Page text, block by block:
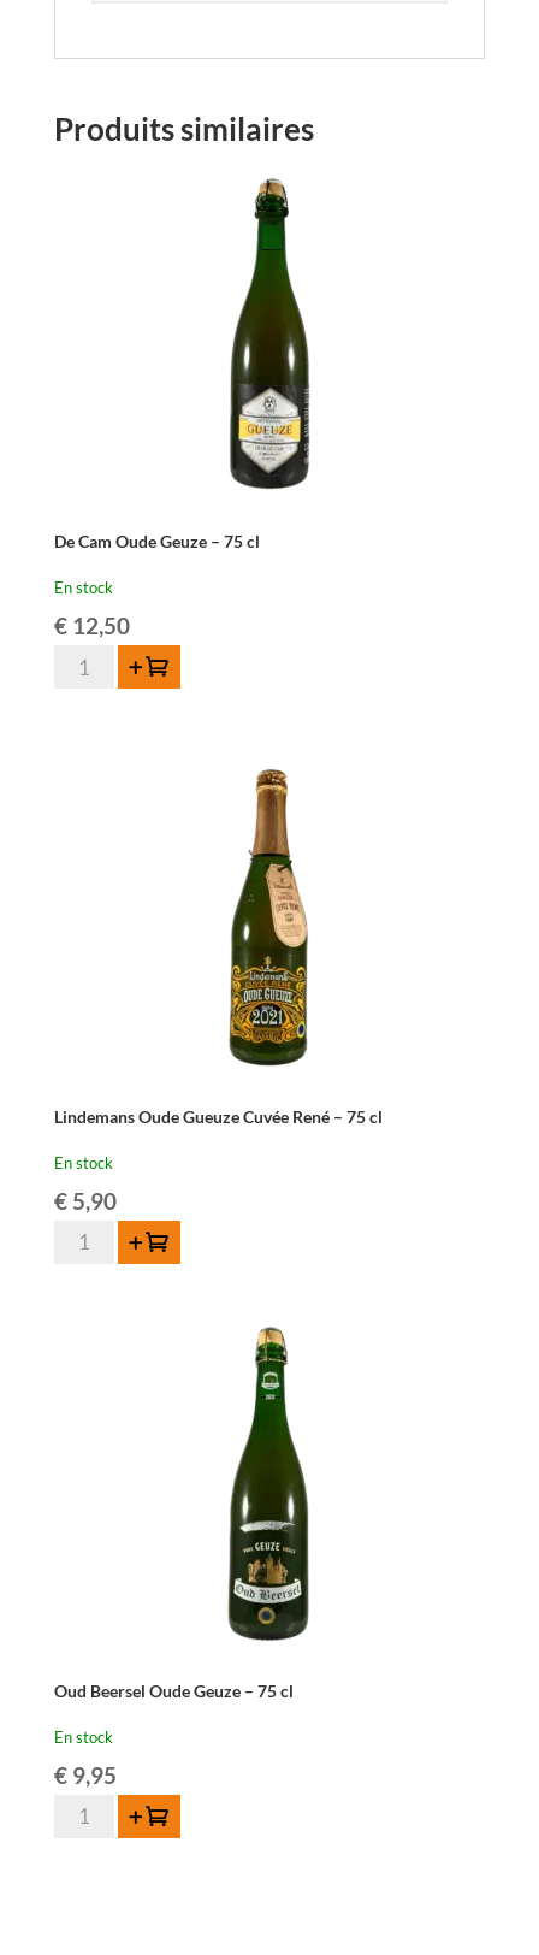
Produits similaires
De Cam Oude Geuze – 75 cl
En stock
€12,50
quantité
Ajouter au panier
Lindemans Oude Gueuze Cuvée René – 75 cl
En stock
€5,90
quantité
Ajouter au panier
Oud Beersel Oude Geuze – 75 cl
En stock
€9,95
quantité
Ajouter au panier